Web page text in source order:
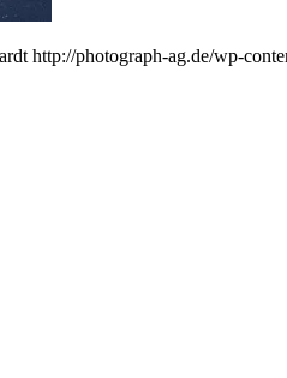
http://photograph-ag.de/wp-